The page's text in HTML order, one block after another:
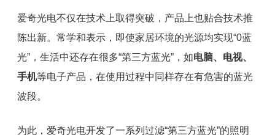
爱奇光电不仅在技术上取得突破，产品上也贴合技术推
陈出新。常学和表示，即使家居环境的光源均实现“0蓝
光”，生活中还存在很多“第三方蓝光”，如电脑、电视、
手机等电子产品，在使用过程中同样存在有危害的蓝光
波段。
为此，爱奇光电开发了一系列过滤“第三方蓝光”的照明